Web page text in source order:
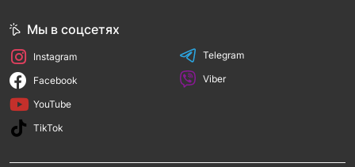
Мы в соцсетях
Instagram
Facebook
YouTube
TikTok
Telegram
Viber